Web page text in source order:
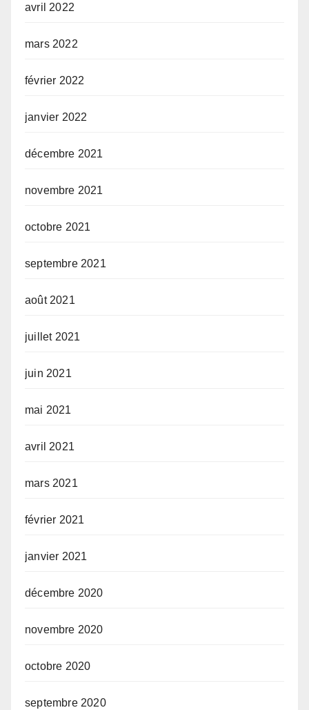
avril 2022
mars 2022
février 2022
janvier 2022
décembre 2021
novembre 2021
octobre 2021
septembre 2021
août 2021
juillet 2021
juin 2021
mai 2021
avril 2021
mars 2021
février 2021
janvier 2021
décembre 2020
novembre 2020
octobre 2020
septembre 2020